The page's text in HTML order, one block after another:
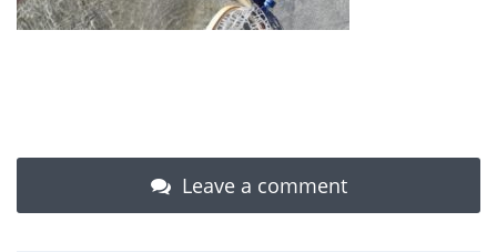
Leave a comment